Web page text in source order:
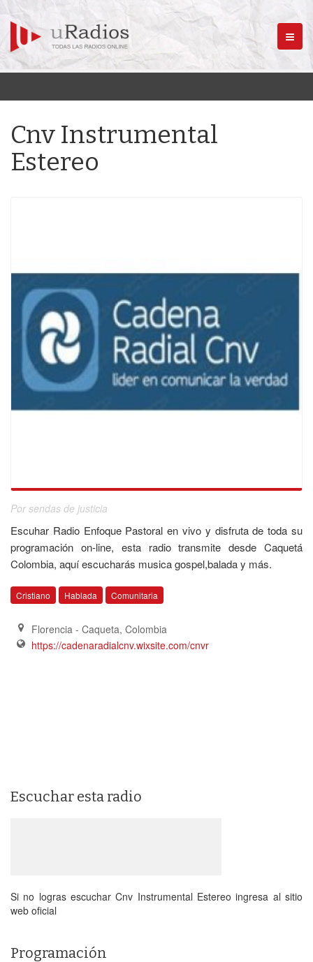
Menú
Cnv Instrumental
Estereo
Por sendas de justicia
Escuhar Radio Enfoque Pastoral en vivo y disfruta de toda su
programación on-line, esta radio transmite desde Caquetá
Colombia, aquí escucharás musica gospel,balada y más.
Cristiano Hablada Comunitaria
Florencia - Caqueta, Colombia
https://cadenaradialcnv.wixsite.com/cnvr
Escuchar esta radio
Si no logras escuchar Cnv Instrumental Estereo ingresa al sitio
web oficial
Programación